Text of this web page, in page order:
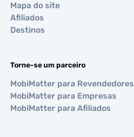
Mapa do site
Afiliados
Destinos
Torne-se um parceiro
MobiMatter para Revendedores
MobiMatter para Empresas
MobiMatter para Afiliados